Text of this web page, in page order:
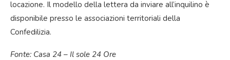
locazione. Il modello della lettera da inviare all’inquilino è
disponibile presso le associazioni territoriali della
Confedilizia.
Fonte: Casa 24 – Il sole 24 Ore